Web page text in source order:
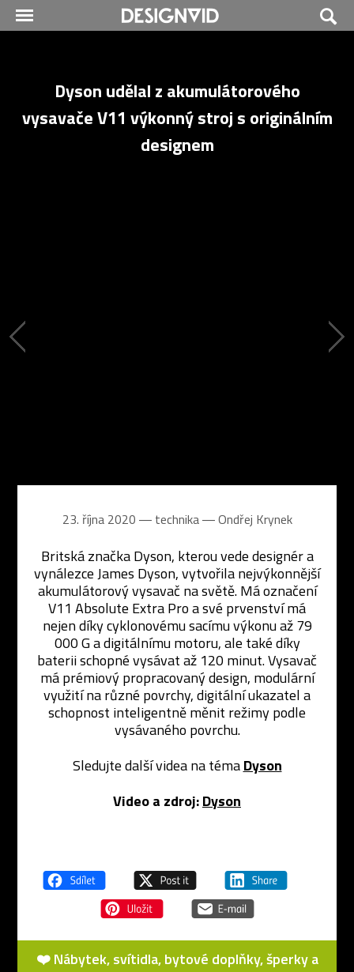
Dyson udělal z akumulátorového
vysavače V11 výkonný stroj s originálním
designem
23. října 2020 ― technika ―Ondřej Krynek
Britská značka Dyson, kterou vede designér a
vynálezce James Dyson, vytvořila nejvýkonnější
akumulátorový vysavač na světě. Má označení
V11 Absolute Extra Pro a své prvenství má
nejen díky cyklonovému sacímu výkonu až 79
000 G a digitálnímu motoru, ale také díky
baterii schopné vysávat až 120 minut. Vysavač
má prémiový propracovaný design, modulární
využití na různé povrchy, digitální ukazatel a
schopnost inteligentně měnit režimy podle
vysávaného povrchu.
Sledujte další videa na témaDyson
Video a zdroj:Dyson
❤️ Nábytek, svítidla, bytové doplňky, šperky a